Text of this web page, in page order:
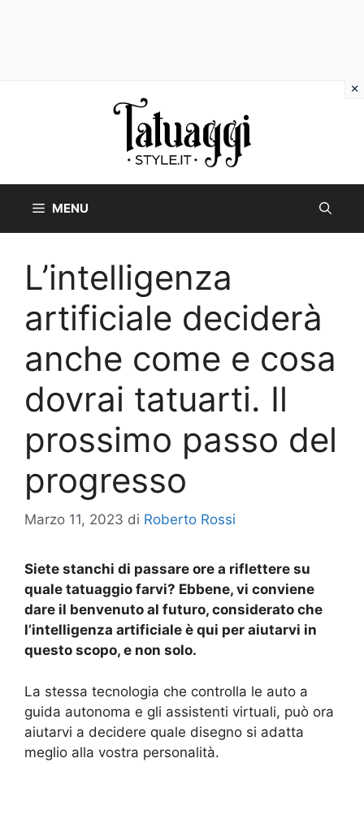
MENU
L’intelligenza
artificiale deciderà
anche come e cosa
dovrai tatuarti. Il
prossimo passo del
progresso
Marzo 11, 2023 di Roberto Rossi
Siete stanchi di passare ore a riflettere su
quale tatuaggio farvi? Ebbene, vi conviene
dare il benvenuto al futuro, considerato che
l’intelligenza artificiale è qui per aiutarvi in
questo scopo, e non solo.
La stessa tecnologia che controlla le auto a
guida autonoma e gli assistenti virtuali, può ora
aiutarvi a decidere quale disegno si adatta
meglio alla vostra personalità.